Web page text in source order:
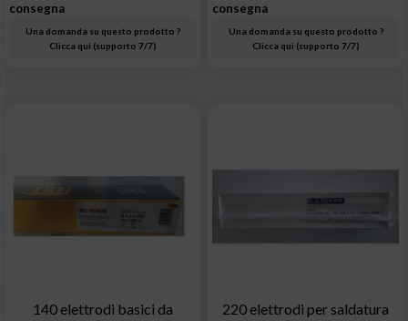
consegna
Una domanda su questo prodotto ?
Clicca qui (supporto 7/7)
consegna
Una domanda su questo prodotto ?
Clicca qui (supporto 7/7)
140 elettrodi basici da
220 elettrodi per saldatura